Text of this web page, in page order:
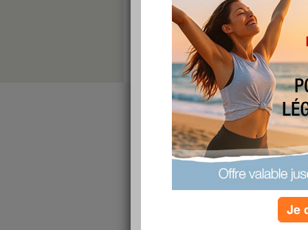
21 - 30 31 - 40 41 - 41 »
‹ Préc. 31 32 33 34 35
publié le 28/12/2007 à 10:10
bon premiers resultats d analyse
deux allergies de plus adieu aux bons
disparraisser de mon alimentation de fetes
mise en cause des boudins blancs aux
quand a la deuxieme c est le sanglier
premiere fois que j en mange et bien adieu a
Je